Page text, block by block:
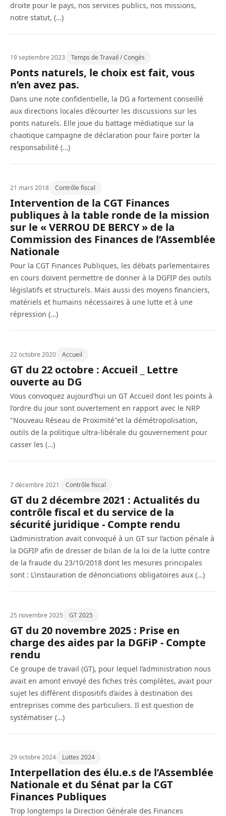
droite pour le pays, nos services publics, nos missions,
notre statut, (…)
19 septembre 2023 Temps de Travail / Congés
Ponts naturels, le choix est fait, vous
n’en avez pas.
Dans une note confidentielle, la DG a fortement conseillé
aux directions locales d’écourter les discussions sur les
ponts naturels. Elle joue du battage médiatique sur la
chaotique campagne de déclaration pour faire porter la
responsabilité (…)
21 mars 2018 Contrôle fiscal
Intervention de la CGT Finances
publiques à la table ronde de la mission
sur le « VERROU DE BERCY » de la
Commission des Finances de l’Assemblée
Nationale
Pour la CGT Finances Publiques, les débats parlementaires
en cours doivent permettre de donner à la DGFIP des outils
législatifs et structurels. Mais aussi des moyens financiers,
matériels et humains nécessaires à une lutte et à une
répression (…)
22 octobre 2020 Accueil
GT du 22 octobre : Accueil _ Lettre
ouverte au DG
Vous convoquez aujourd’hui un GT Accueil dont les points à
l’ordre du jour sont ouvertement en rapport avec le NRP
"Nouveau Réseau de Proximité"et la démétropolisation,
outils de la politique ultra-libérale du gouvernement pour
casser les (…)
7 décembre 2021 Contrôle fiscal
GT du 2 décembre 2021 : Actualités du
contrôle fiscal et du service de la
sécurité juridique - Compte rendu
L’administration avait convoqué à un GT sur l’action pénale à
la DGFIP afin de dresser de bilan de la loi de la lutte contre
de la fraude du 23/10/2018 dont les mesures principales
sont : L’instauration de dénonciations obligatoires aux (…)
25 novembre 2025 GT 2025
GT du 20 novembre 2025 : Prise en
charge des aides par la DGFiP - Compte
rendu
Ce groupe de travail (GT), pour lequel l’administration nous
avait en amont envoyé des fiches très complètes, avait pour
sujet les différent dispositifs d’aides à destination des
entreprises comme des particuliers. Il est question de
systématiser (…)
29 octobre 2024 Luttes 2024
Interpellation des élu.e.s de l’Assemblée
Nationale et du Sénat par la CGT
Finances Publiques
Trop longtemps la Direction Générale des Finances